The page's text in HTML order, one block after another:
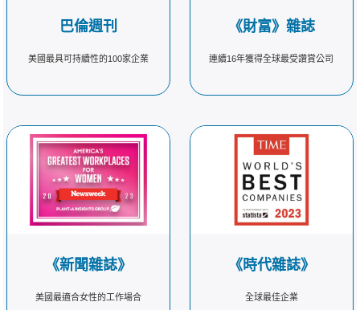
巴倫週刊
美國最具可持續性的100家企業
《新聞雜誌》
美國最適合女性的工作場合
《財富》雜誌
連續16年獲得全球最受讚賞公司
《時代雜誌》
全球最佳企業